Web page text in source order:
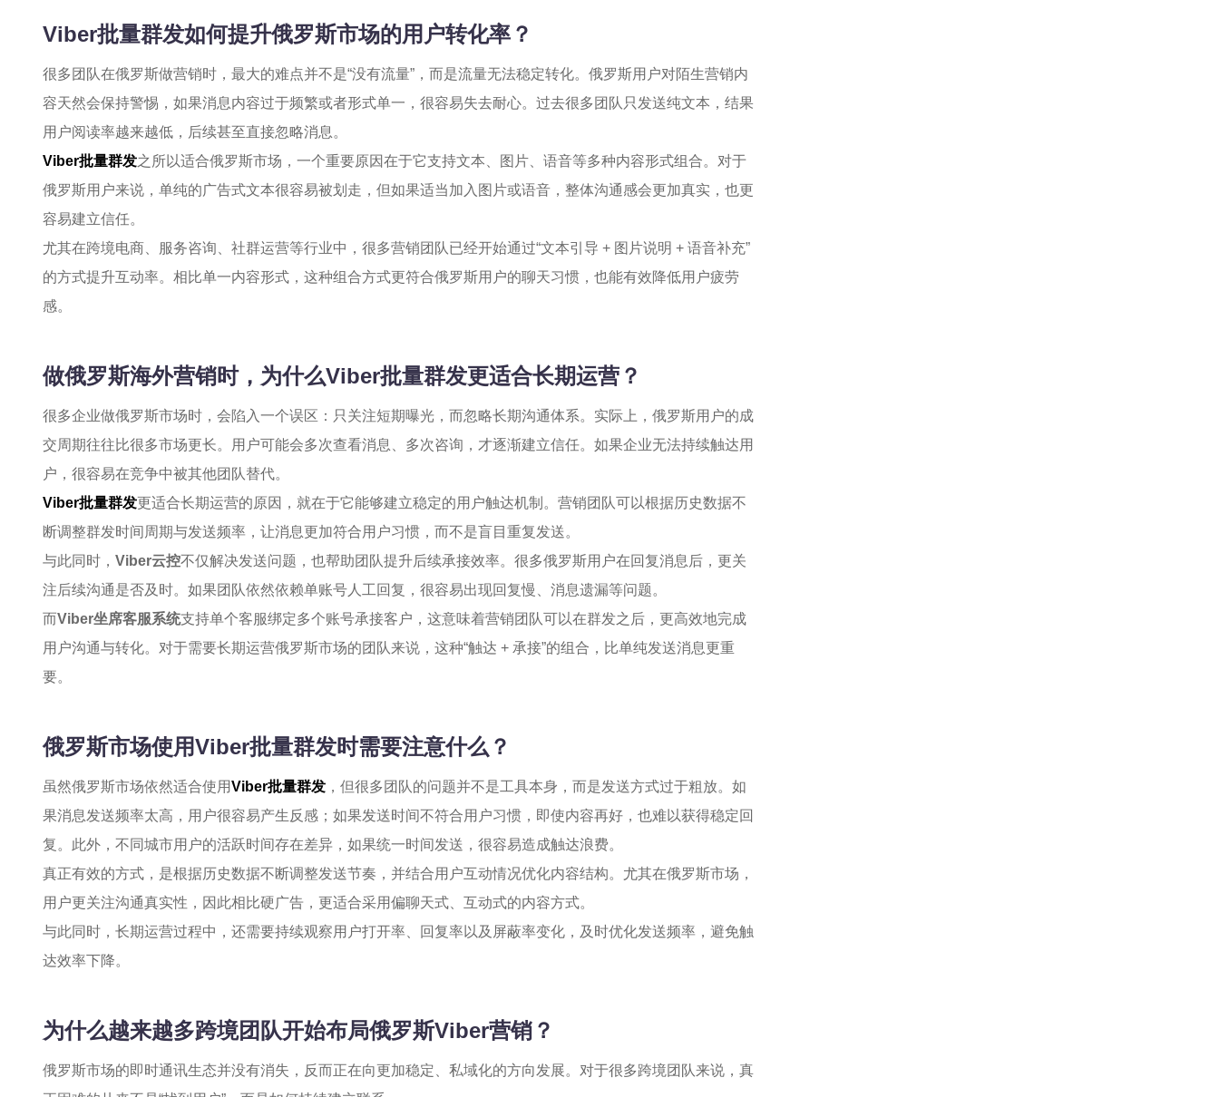
Viber批量群发如何提升俄罗斯市场的用户转化率？
很多团队在俄罗斯做营销时，最大的难点并不是“没有流量”，而是流量无法稳定转化。俄罗斯用户对陌生营销内
容天然会保持警惕，如果消息内容过于频繁或者形式单一，很容易失去耐心。过去很多团队只发送纯文本，结果
用户阅读率越来越低，后续甚至直接忽略消息。
Viber批量群发之所以适合俄罗斯市场，一个重要原因在于它支持文本、图片、语音等多种内容形式组合。对于
俄罗斯用户来说，单纯的广告式文本很容易被划走，但如果适当加入图片或语音，整体沟通感会更加真实，也更
容易建立信任。
尤其在跨境电商、服务咨询、社群运营等行业中，很多营销团队已经开始通过“文本引导 + 图片说明 + 语音补充”
的方式提升互动率。相比单一内容形式，这种组合方式更符合俄罗斯用户的聊天习惯，也能有效降低用户疲劳
感。
做俄罗斯海外营销时，为什么Viber批量群发更适合长期运营？
很多企业做俄罗斯市场时，会陷入一个误区：只关注短期曝光，而忽略长期沟通体系。实际上，俄罗斯用户的成
交周期往往比很多市场更长。用户可能会多次查看消息、多次咨询，才逐渐建立信任。如果企业无法持续触达用
户，很容易在竞争中被其他团队替代。
Viber批量群发更适合长期运营的原因，就在于它能够建立稳定的用户触达机制。营销团队可以根据历史数据不
断调整群发时间周期与发送频率，让消息更加符合用户习惯，而不是盲目重复发送。
与此同时， Viber云控不仅解决发送问题，也帮助团队提升后续承接效率。很多俄罗斯用户在回复消息后，更关
注后续沟通是否及时。如果团队依然依赖单账号人工回复，很容易出现回复慢、消息遗漏等问题。
而Viber坐席客服系统支持单个客服绑定多个账号承接客户，这意味着营销团队可以在群发之后，更高效地完成
用户沟通与转化。对于需要长期运营俄罗斯市场的团队来说，这种“触达 + 承接”的组合，比单纯发送消息更重
要。
俄罗斯市场使用Viber批量群发时需要注意什么？
虽然俄罗斯市场依然适合使用Viber批量群发 ，但很多团队的问题并不是工具本身，而是发送方式过于粗放。如
果消息发送频率太高，用户很容易产生反感；如果发送时间不符合用户习惯，即使内容再好，也难以获得稳定回
复。此外，不同城市用户的活跃时间存在差异，如果统一时间发送，很容易造成触达浪费。
真正有效的方式，是根据历史数据不断调整发送节奏，并结合用户互动情况优化内容结构。尤其在俄罗斯市场，
用户更关注沟通真实性，因此相比硬广告，更适合采用偏聊天式、互动式的内容方式。
与此同时，长期运营过程中，还需要持续观察用户打开率、回复率以及屏蔽率变化，及时优化发送频率，避免触
达效率下降。
为什么越来越多跨境团队开始布局俄罗斯Viber营销？
俄罗斯市场的即时通讯生态并没有消失，反而正在向更加稳定、私域化的方向发展。对于很多跨境团队来说，真